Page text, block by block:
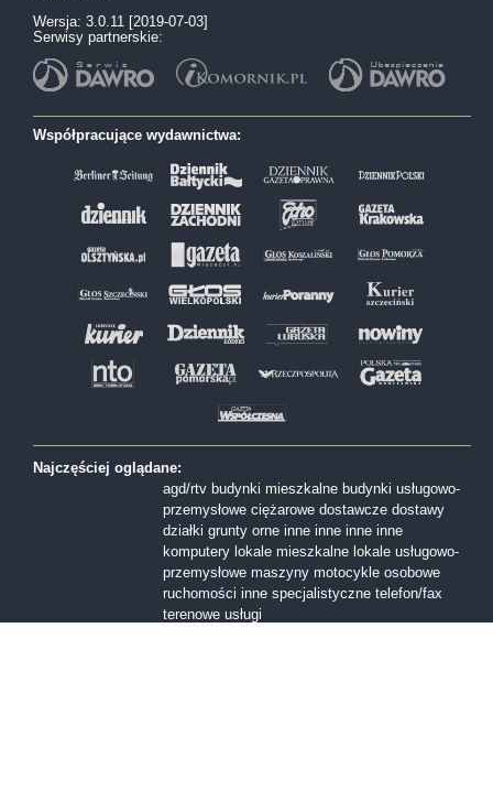
Wersja: 3.0.11 [2019-07-03]
Serwisy partnerskie:
Współpracujące wydawnictwa:
Najczęściej oglądane:
agd/rtv budynki mieszkalne budynki usługowo-
przemysłowe ciężarowe dostawcze dostawy
działki grunty orne inne inne inne inne
komputery lokale mieszkalne lokale usługowo-
przemysłowe maszyny motocykle osobowe
ruchomości inne specjalistyczne telefon/fax
terenowe usługi